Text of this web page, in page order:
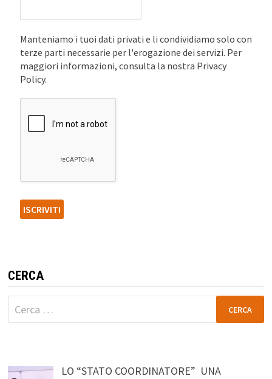
Manteniamo i tuoi dati privati e li condividiamo solo con
terze parti necessarie per l'erogazione dei servizi. Per
maggiori informazioni, consulta la nostra Privacy
Policy.
CERCA
Ricerca
per:
LO “STATO COORDINATORE” UNA